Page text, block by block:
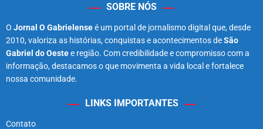
SOBRE NÓS
O Jornal O Gabrielenseé um portal de jornalismo digital que, desde
2010, valoriza as histórias, conquistas e acontecimentos deSão
Gabriel do Oestee região. Com credibilidade e compromisso com a
informação, destacamos o que movimenta a vida local e fortalece
nossa comunidade.
LINKS IMPORTANTES
Contato